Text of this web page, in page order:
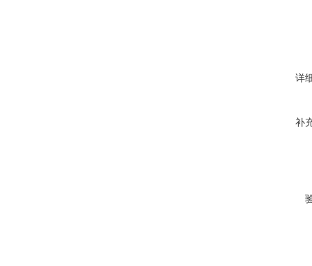
详
补